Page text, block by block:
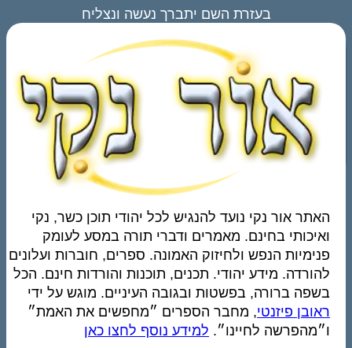
בעזרת השם יתברך נעשה ונצליח
האתר אור נקי נועד להנגיש לכל יהודי תוכן כשר, נקי
ואיכותי בחינם. מאמרים ודברי תורה במסע לעומק
פנימיות הנפש ולחיזוק האמונה. ספרים, חוברות ועלונים
להורדה. מידע יהודי. תכנים, תוכנות והורדות חינם. הכל
בשפה ברורה, בפשטות ובגובה העיניים. מוגש על ידי
ראובן פיזנטי, מחבר הספרים ״מחפשים את האמת״
ו״מהפרשה לחיינו״. למידע נוסף לחצו כאן